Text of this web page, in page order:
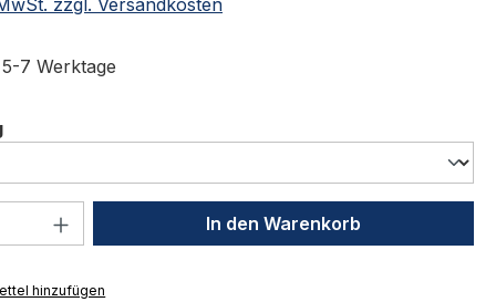
7 Werktage
auswählen
Anzahl: Gib den gewünschten Wert
In den Warenkorb
hinzufügen